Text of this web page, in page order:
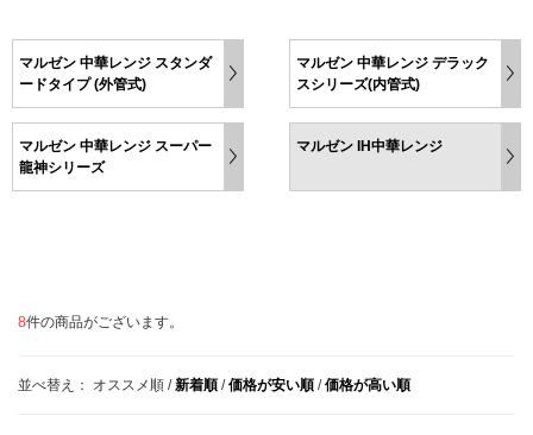
マルゼン 中華レンジ スタンダ
ードタイプ (外管式)
マルゼン 中華レンジ デラック
スシリーズ(内管式)
マルゼン 中華レンジ スーパー
龍神シリーズ
マルゼン IH中華レンジ
8件の商品がございます。
並べ替え： オススメ順 /新着順 /価格が安い順 /価格が高い順